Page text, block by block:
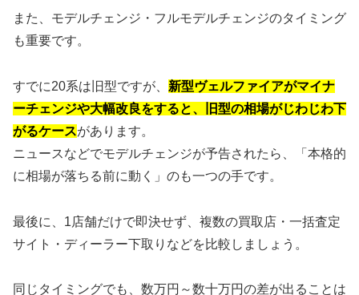
また、モデルチェンジ・フルモデルチェンジのタイミング
も重要です。
すでに20系は旧型ですが、 新型ヴェルファイアがマイナ
ーチェンジや大幅改良をすると、旧型の相場がじわじわ下
がるケースがあります。
ニュースなどでモデルチェンジが予告されたら、「本格的
に相場が落ちる前に動く」のも一つの手です。
最後に、1店舗だけで即決せず、複数の買取店・一括査定
サイト・ディーラー下取りなどを比較しましょう。
同じタイミングでも、数万円～数十万円の差が出ることは